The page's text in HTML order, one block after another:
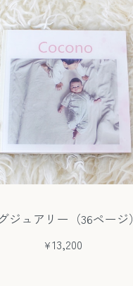
ジュアリー（36ページ）
¥13,200